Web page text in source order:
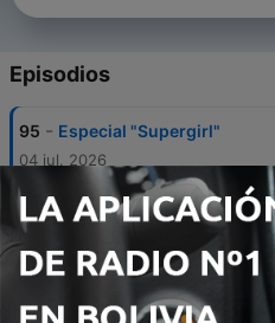
Episodios
95 - Especial "Supergirl"
04 jul. 2026
- Especial Supergirl, Man
Mundo Superman
28 jun. 2026
Especial Día de Superman